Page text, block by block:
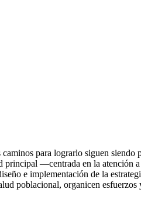
para lograrlo siguen siendo
principal —centrada en la atención
e implementación de la
poblacional, organicen